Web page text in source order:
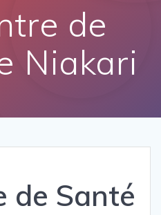
de
Niakari
de Santé